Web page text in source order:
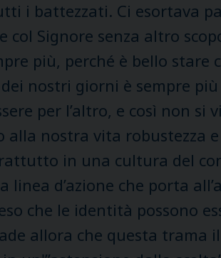
i battezzati. Ci esortava
Signore senza altro
più, perché è bello stare
nostri giorni è sempre
per l’altro, e così non
nostra vita robustezza
in una cultura del
d’azione che porta
che le identità possono
allora che questa trama